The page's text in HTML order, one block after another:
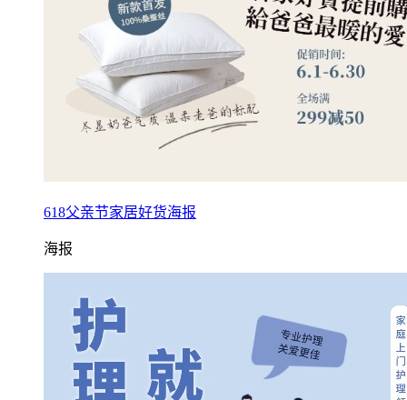
618父亲节家居好货海报
海报